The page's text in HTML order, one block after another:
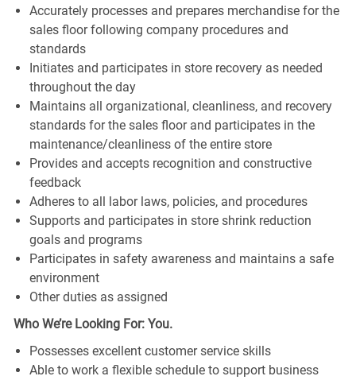
Accurately processes and prepares merchandise for the
sales floor following company procedures and
standards
Initiates and participates in store recovery as needed
throughout the day
Maintains all organizational, cleanliness, and recovery
standards for the sales floor and participates in the
maintenance/cleanliness of the entire store
Provides and accepts recognition and constructive
feedback
Adheres to all labor laws, policies, and procedures
Supports and participates in store shrink reduction
goals and programs
Participates in safety awareness and maintains a safe
environment
Other duties as assigned
Who We’re Looking For: You.
Possesses excellent customer service skills
Able to work a flexible schedule to support business